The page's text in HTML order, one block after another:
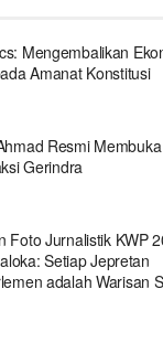
Mengembalikan
Amanat Konstitusi
Resmi
Gerindra
Foto Jurnalistik KWP
Setiap Jepretan
adalah Warisan